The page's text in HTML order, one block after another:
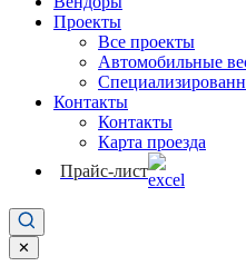
Проекты
Все проекты
Автомобильные
Контакты
Контакты
Карта проезда
Прайс-лист
✕